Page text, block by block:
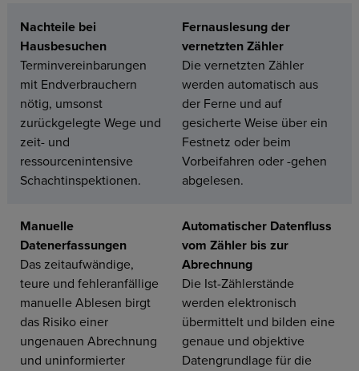
Nachteile bei
Hausbesuchen
Terminvereinbarungen
mit Endverbrauchern
nötig, umsonst
zurückgelegte Wege und
zeit- und
ressourcenintensive
Schachtinspektionen.
Fernauslesung der
vernetzten Zähler
Die vernetzten Zähler
werden automatisch aus
der Ferne und auf
gesicherte Weise über ein
Festnetz oder beim
Vorbeifahren oder -gehen
abgelesen.
Manuelle
Datenerfassungen
Das zeitaufwändige,
teure und fehleranfällige
manuelle Ablesen birgt
das Risiko einer
ungenauen Abrechnung
und uninformierter
Automatischer Datenfluss
vom Zähler bis zur
Abrechnung
Die Ist-Zählerstände
werden elektronisch
übermittelt und bilden eine
genaue und objektive
Datengrundlage für die